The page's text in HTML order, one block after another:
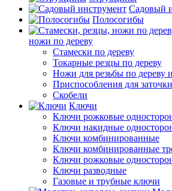
Садовый
Полосогибы
ножи по дереву
Стамески по дереву
Токарные резцы по дереву
Ножи для резьбы по дереву
Приспособления для
Скобели
Ключи
Ключи рожковые
Ключи накидные
Ключи комбинированные
Ключи комбинированные
Ключи рожковые
Ключи разводные
Газовые и трубные ключи